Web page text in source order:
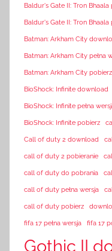
Baldur's Gate II: Tron Bhaala
Baldur's Gate II: Tron Bhaala
Batman: Arkham City
Batman: Arkham City pełna
Batman: Arkham City pobierz
BioShock: Infinite download
BioShock: Infinite pełna
BioShock: Infinite pobierz
Call of duty 2 download
call of duty 2 pobieranie
call of duty do pobrania
call of duty pełna wersja
call of duty pobierz
fifa 17 pełna wersja fifa 17
Gothic II